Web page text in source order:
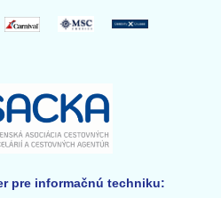
pre informačnú techniku: